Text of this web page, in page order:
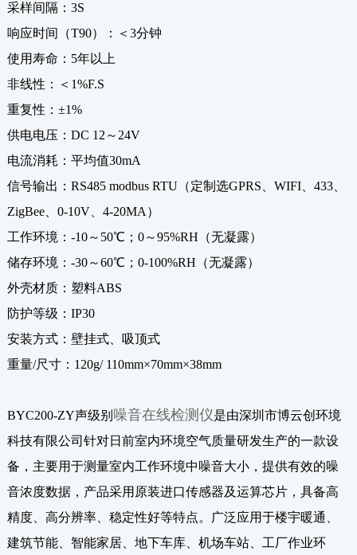
采样间隔：3S
响应时间（T90）：＜3分钟
使用寿命：5年以上
非线性：＜1%F.S
重复性：±1%
供电电压：DC 12～24V
电流消耗：平均值30mA
信号输出：RS485 modbus RTU（定制选GPRS、WIFI、433、
ZigBee、0-10V、4-20MA）
工作环境：-10～50℃；0～95%RH（无凝露）
储存环境：-30～60℃；0-100%RH（无凝露）
外壳材质：塑料ABS
防护等级：IP30
安装方式：壁挂式、吸顶式
重量/尺寸：120g/ 110mm×70mm×38mm
BYC200-ZY声级别 噪音在线检测仪是由深圳市博云创环境
科技有限公司针对日前室内环境空气质量研发生产的一款设
备，主要用于测量室内工作环境中噪音大小，提供有效的噪
音浓度数据，产品采用原装进口传感器及运算芯片，具备高
精度、高分辨率、稳定性好等特点。广泛应用于楼宇暖通、
建筑节能、智能家居、地下车库、机场车站、工厂作业环